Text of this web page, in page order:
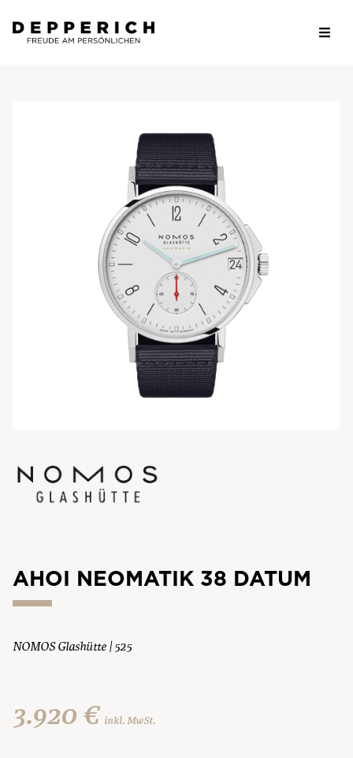
AHOI NEOMATIK 38 DATUM
NOMOS Glashütte | 525
3.920 € inkl. MwSt.